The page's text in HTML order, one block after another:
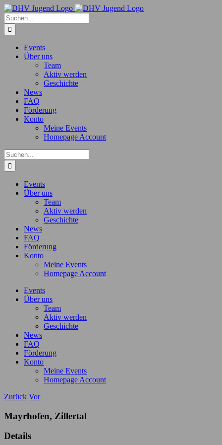
Zum
Inhalt
springen
Suche
nach:
Events
Über uns
Team
Aktiv werden
Geschichte
News
FAQ
Förderung
Konto
Meine Events
Homepage Account
Suche
nach:
Events
Über uns
Team
Aktiv werden
Geschichte
News
FAQ
Förderung
Konto
Meine Events
Homepage Account
Events
Über uns
Team
Aktiv werden
Geschichte
News
FAQ
Förderung
Konto
Meine Events
Homepage Account
Zurück Vor
Mayrhofen, Zillertal
Details